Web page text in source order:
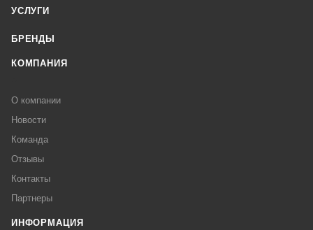
УСЛУГИ
БРЕНДЫ
КОМПАНИЯ
О компании
Новости
Команда
Отзывы
Контакты
Партнеры
ИНФОРМАЦИЯ